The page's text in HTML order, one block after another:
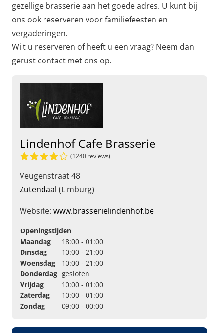
gezellige brasserie aan het goede adres. U kunt bij
ons ook reserveren voor familiefeesten en
vergaderingen.
Wilt u reserveren of heeft u een vraag? Neem dan
gerust contact met ons op.
Lindenhof Cafe Brasserie
(1240 reviews)
Veugenstraat 48
Zutendaal (Limburg)
Website: www.brasserielindenhof.be
Openingstijden
Maandag
18:00 - 01:00
Dinsdag
10:00 - 21:00
Woensdag
10:00 - 21:00
Donderdag gesloten
Vrijdag
10:00 - 01:00
Zaterdag
10:00 - 01:00
Zondag
09:00 - 00:00